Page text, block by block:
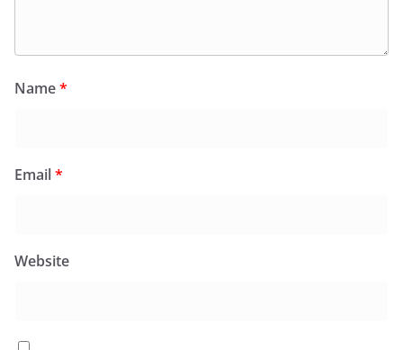
Name*
Email*
Website